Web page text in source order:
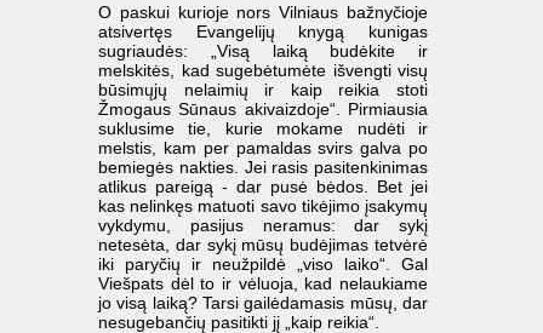
O paskui kurioje nors Vilniaus bažnyčioje
atsivertęs Evangelijų knygą kunigas
sugriaudės: „Visą laiką budėkite ir
melskitės, kad sugebėtumėte išvengti visų
būsimųjų nelaimių ir kaip reikia stoti
Žmogaus Sūnaus akivaizdoje“. Pirmiausia
suklusime tie, kurie mokame nudėti ir
melstis, kam per pamaldas svirs galva po
bemiegės nakties. Jei rasis pasitenkinimas
atlikus pareigą - dar pusė bėdos. Bet jei
kas nelinkęs matuoti savo tikėjimo įsakymų
vykdymu, pasijus neramus: dar sykį
netesėta, dar sykį mūsų budėjimas tetvėrė
iki paryčių ir neužpildė „viso laiko“. Gal
Viešpats dėl to ir vėluoja, kad nelaukiame
jo visą laiką? Tarsi gailėdamasis mūsų, dar
nesugebančių pasitikti jį „kaip reikia“.